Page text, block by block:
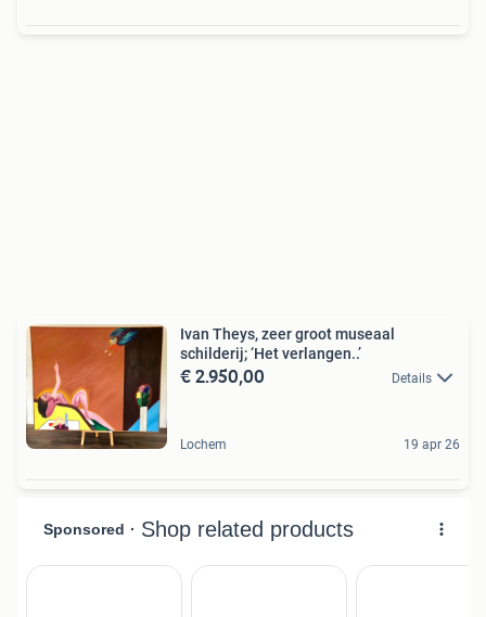
Ivan Theys, zeer groot museaal
schilderij; ‘Het verlangen..’
€ 2.950,00 Details
Lochem 19 apr 26